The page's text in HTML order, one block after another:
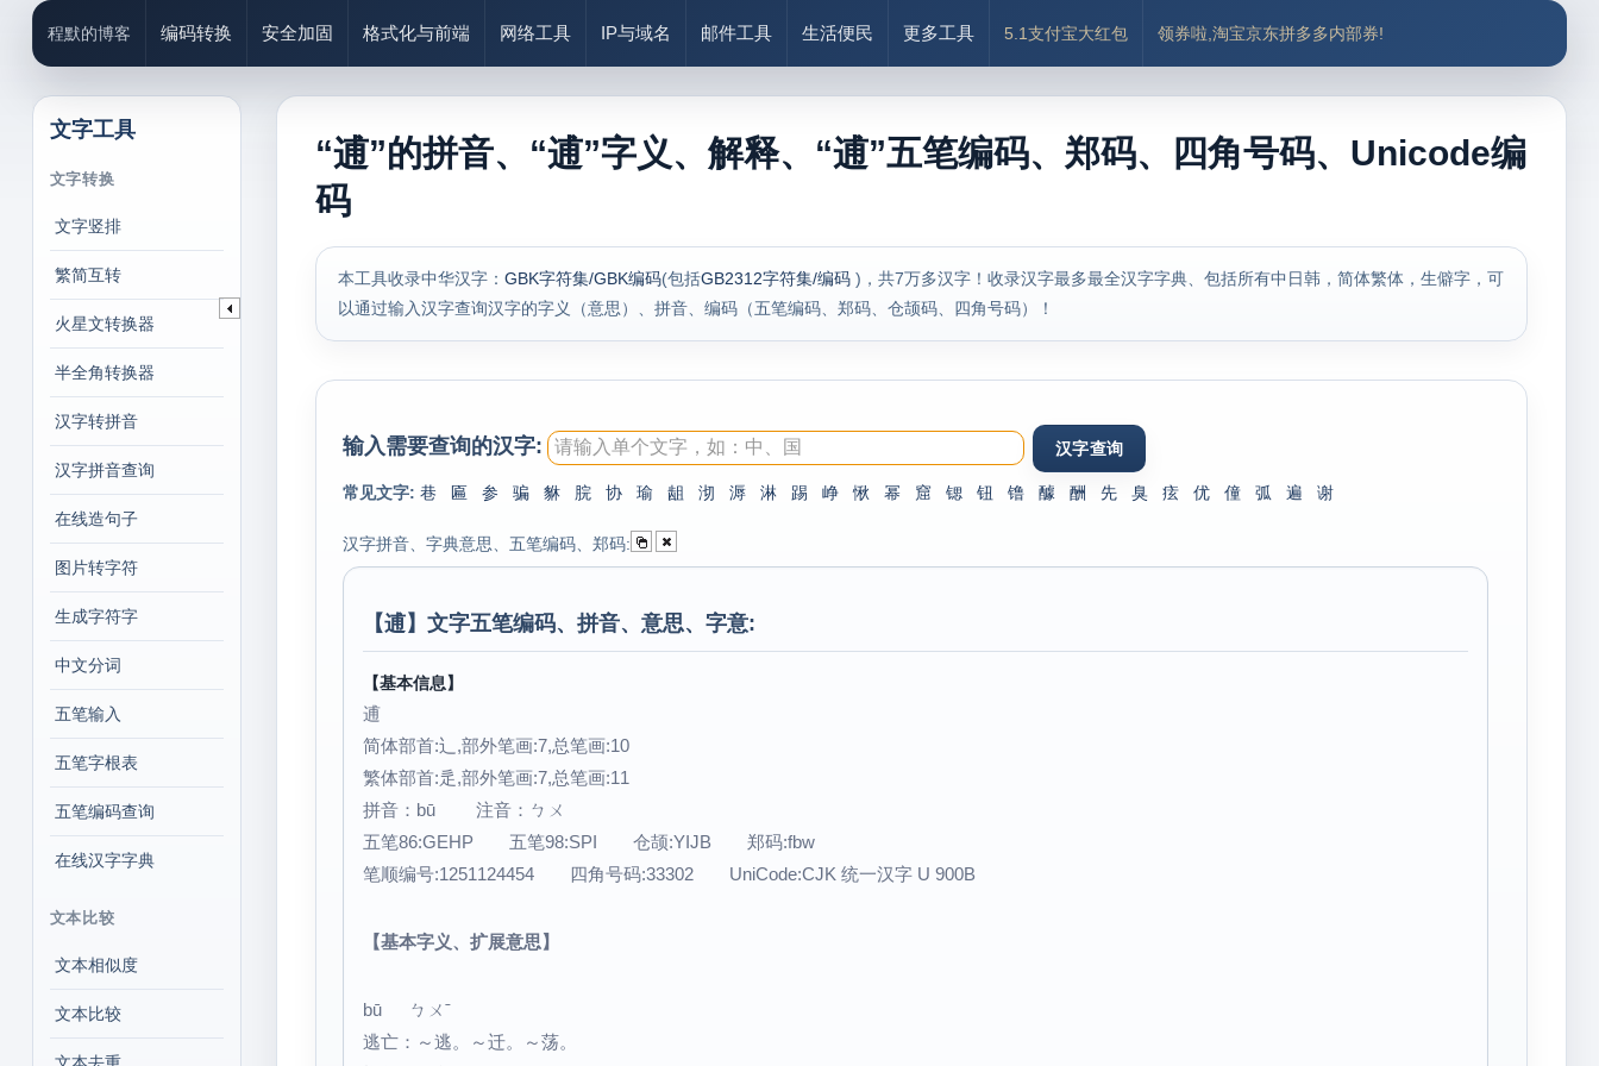
程默的博客 编码转换 安全加固 格式化与前端 网络工具 IP与域名 邮件工具 生活便民 更多工具 5.1支付宝大红包 领券啦,淘宝京东拼多多内部券!
文字工具
文字转换
文字竖排
繁简互转
火星文转换器
半全角转换器
汉字转拼音
汉字拼音查询
在线造句子
图片转字符
生成字符字
中文分词
五笔输入
五笔字根表
五笔编码查询
在线汉字字典
文本比较
文本相似度
文本比较
“逋”的拼音、“逋”字义、解释、“逋”五笔编码、郑码、四角号码、Unicode编
码
本工具收录中华汉字： GBK字符集/GBK编码(包括GB2312字符集/编码 )，共7万多汉字！收录汉字最多最全汉字字典、包括所有中日韩，简体繁体，生僻字，可
以通过输入汉字查询汉字的字义（意思）、拼音、编码（五笔编码、郑码、仓颉码、四角号码）！
输入需要查询的汉字:
常见文字: 巷 匾 参 骗 貅 脘 协 瑜 龃 沏 溽 淋 踢 峥 愀 幂 窟 锶 钮 镥 醵 酬 先 臭 痃 优 僮 弧 遍 谢
汉字拼音、字典意思、五笔编码、郑码:
【逋】文字五笔编码、拼音、意思、字意:
【基本信息】
逋
简体部首:辶,部外笔画:7,总笔画:10
繁体部首:辵,部外笔画:7,总笔画:11
拼音：bū 注音：ㄅㄨ
五笔86:GEHP 五笔98:SPI 仓颉:YIJB 郑码:fbw
笔顺编号:1251124454 四角号码:33302 UniCode:CJK 统一汉字 U 900B
【基本字义、扩展意思】
bū ㄅㄨˉ
逃亡：～逃。～迁。～荡。